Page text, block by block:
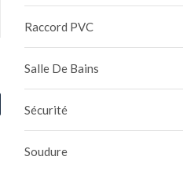
Isolation, éclairage : les
Raccord PVC
Salle De Bains
Sécurité
Soudure